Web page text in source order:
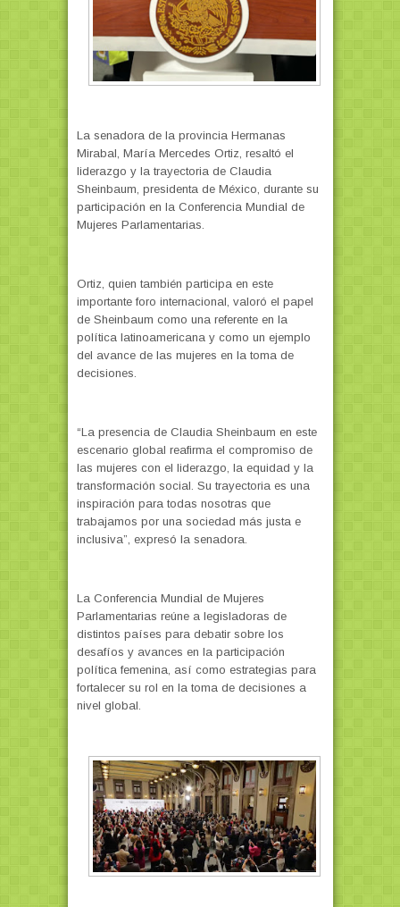
La senadora de la provincia Hermanas
Mirabal, María Mercedes Ortiz, resaltó el
liderazgo y la trayectoria de Claudia
Sheinbaum, presidenta de México, durante su
participación en la Conferencia Mundial de
Mujeres Parlamentarias.
Ortiz, quien también participa en este
importante foro internacional, valoró el papel
de Sheinbaum como una referente en la
política latinoamericana y como un ejemplo
del avance de las mujeres en la toma de
decisiones.
“La presencia de Claudia Sheinbaum en este
escenario global reafirma el compromiso de
las mujeres con el liderazgo, la equidad y la
transformación social. Su trayectoria es una
inspiración para todas nosotras que
trabajamos por una sociedad más justa e
inclusiva”, expresó la senadora.
La Conferencia Mundial de Mujeres
Parlamentarias reúne a legisladoras de
distintos países para debatir sobre los
desafíos y avances en la participación
política femenina, así como estrategias para
fortalecer su rol en la toma de decisiones a
nivel global.